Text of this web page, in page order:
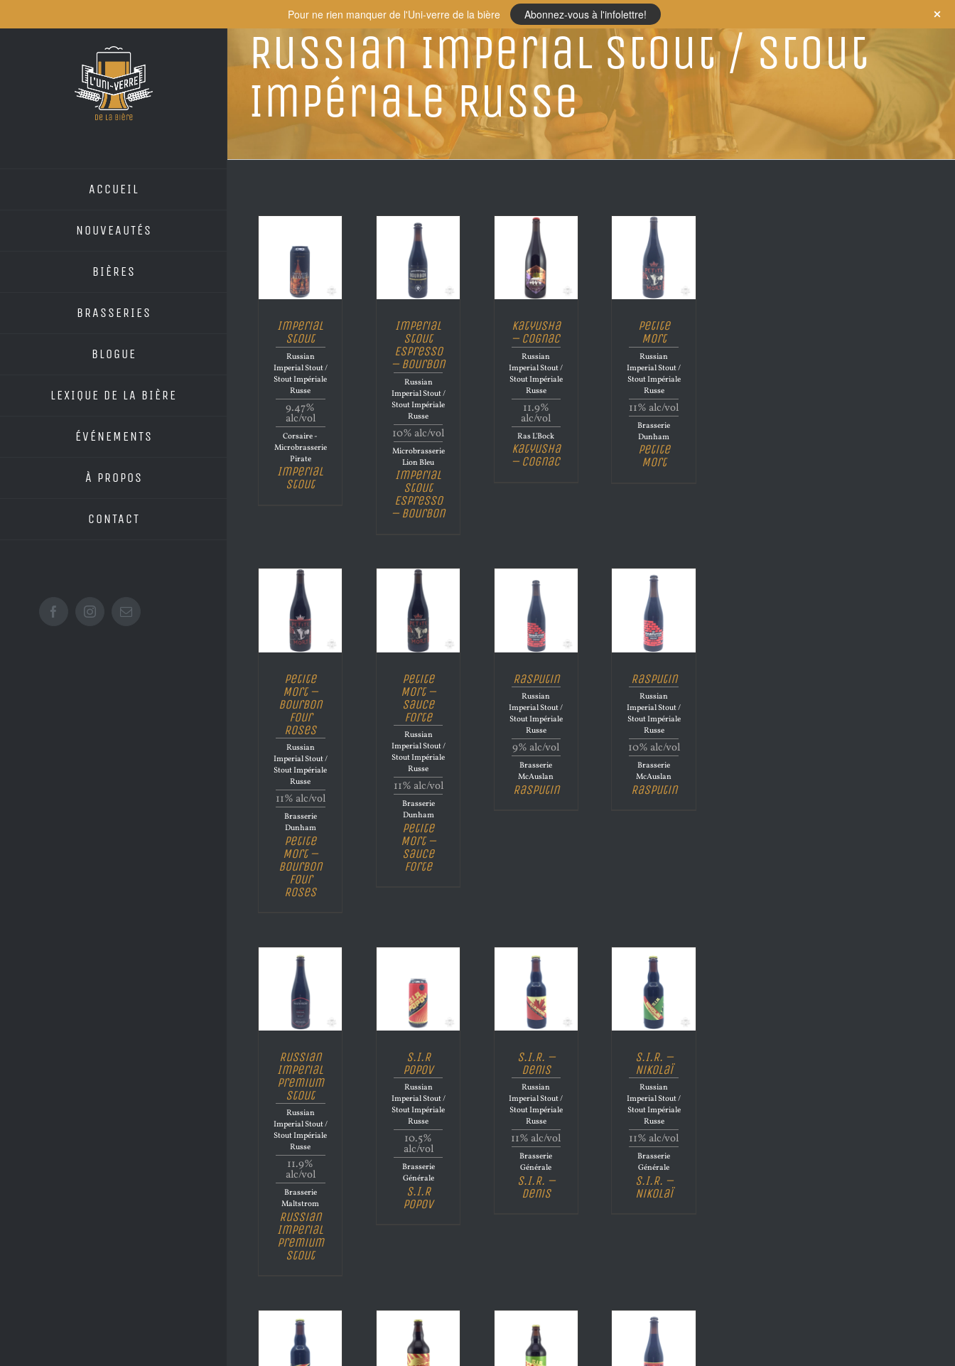
to
ACCUEIL
NOUVEAUTÉS
BIÈRES
BRASSERIES
BLOGUE
LEXIQUE DE LA BIÈRE
ÉVÉNEMENTS
À PROPOS
CONTACT
FacebookInstagramEmail
Russian Imperial Stout / Stout
Impériale Russe
Imperial
Stout
Russian
Imperial Stout /
Stout Impériale
Russe
9.47%
alc/vol
Corsaire -
Microbrasserie
Pirate
Imperial
Stout
Imperial
Stout
Espresso
– Bourbon
Russian
Imperial Stout /
Stout Impériale
Russe
10% alc/vol
Microbrasserie
Lion Bleu
Imperial
Stout
Espresso
– Bourbon
Katyusha
– Cognac
Russian
Imperial Stout /
Stout Impériale
Russe
11.9%
alc/vol
Ras L'Bock
Katyusha
– Cognac
Petite
Mort
Russian
Imperial Stout /
Stout Impériale
Russe
11% alc/vol
Brasserie
Dunham
Petite
Mort
Petite
Mort –
Bourbon
Four
Roses
Russian
Imperial Stout /
Stout Impériale
Russe
11% alc/vol
Brasserie
Dunham
Petite
Mort –
Bourbon
Four
Roses
Petite
Mort –
Sauce
Forte
Russian
Imperial Stout /
Stout Impériale
Russe
11% alc/vol
Brasserie
Dunham
Petite
Mort –
Sauce
Forte
Rasputin
Russian
Imperial Stout /
Stout Impériale
Russe
9% alc/vol
Brasserie
McAuslan
Rasputin
Rasputin
Russian
Imperial Stout /
Stout Impériale
Russe
10% alc/vol
Brasserie
McAuslan
Rasputin
Russian
Imperial
Premium
Stout
Russian
Imperial Stout /
Stout Impériale
Russe
11.9%
alc/vol
Brasserie
Maltstrom
Russian
Imperial
Premium
Stout
S.I.R
Popov
Russian
Imperial Stout /
Stout Impériale
Russe
10.5%
alc/vol
Brasserie
Générale
S.I.R
Popov
S.I.R. –
Denis
Russian
Imperial Stout /
Stout Impériale
Russe
11% alc/vol
Brasserie
Générale
S.I.R. –
Denis
S.I.R. –
Nikolaï
Russian
Imperial Stout /
Stout Impériale
Russe
11% alc/vol
Brasserie
Générale
S.I.R. –
Nikolaï
Pour ne rien manquer de l'Uni-verre de la bière Abonnez-vous à l'infolettre!